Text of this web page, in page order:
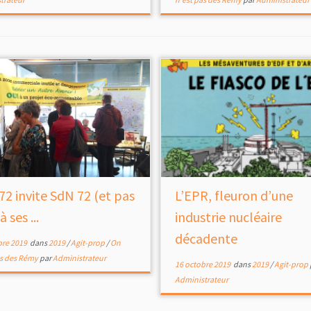
invite SdN 72 (et pas
ses ...
2019dans2019/Agit-prop /On
des RémyparAdministrateur
L’EPR, fleuron d’une
industrie nucléaire
décadente
16 octobre 2019dans2019/Agit-prop
Administrateur